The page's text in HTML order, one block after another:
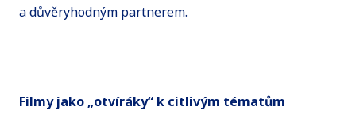
a důvěryhodným partnerem.
Filmy jako „otvíráky“ k citlivým tématům